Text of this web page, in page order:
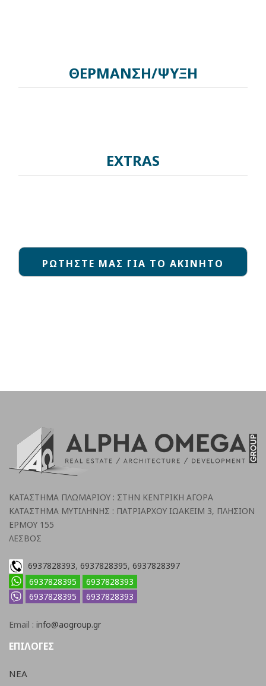
ΘΕΡΜΑΝΣΗ/ΨΥΞΗ
EXTRAS
ΡΩΤΗΣΤΕ ΜΑΣ ΓΙΑ ΤΟ ΑΚΙΝΗΤΟ
ΚΑΤΑΣΤΗΜΑ ΠΛΩΜΑΡΙΟΥ : ΣΤΗΝ ΚΕΝΤΡΙΚΗ ΑΓΟΡΑ
ΚΑΤΑΣΤΗΜΑ ΜΥΤΙΛΗΝΗΣ : ΠΑΤΡΙΑΡΧΟΥ ΙΩΑΚΕΙΜ 3, ΠΛΗΣΙΟΝ
ΕΡΜΟΥ 155
ΛΕΣΒΟΣ
6937828393, 6937828395, 6937828397
6937828395
6937828393
6937828395
6937828393
Email : info@aogroup.gr
ΕΠΙΛΟΓΕΣ
ΝΕΑ